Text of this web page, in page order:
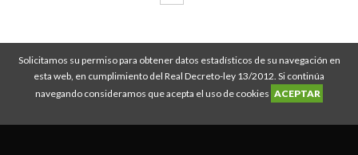
Solicitamos su permiso para obtener datos estadísticos de su navegación en
esta web, en cumplimiento del Real Decreto-ley 13/2012. Si continúa
navegando consideramos que acepta el uso de cookies ACEPTAR
Diario de un Mentiroso © Copyright 2008-2026
Descuento IATI Seguros Guías de viaje Rutas de viajes|
Mejor seguro de